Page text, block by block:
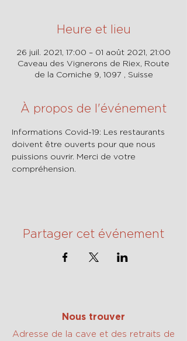
Heure et lieu
26 juil. 2021, 17:00 – 01 août 2021, 21:00
Caveau des Vignerons de Riex, Route
de la Corniche 9, 1097 , Suisse
À propos de l'événement
Informations Covid-19: Les restaurants
doivent être ouverts pour que nous
puissions ouvrir. Merci de votre
compréhension.
Partager cet événement
Nous trouver
Adresse de la cave et des retraits de